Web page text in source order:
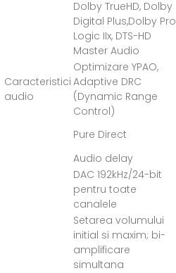
Dolby TrueHD, Dolby
Digital Plus,Dolby Pro
Logic IIx, DTS-HD
Master Audio
Caracteristici
audio
Optimizare YPAO,
Adaptive DRC
(Dynamic Range
Control)
Pure Direct
Audio delay
DAC 192kHz/24-bit
pentru toate
canalele
Setarea volumului
initial si maxim; bi-
amplificare
simultana